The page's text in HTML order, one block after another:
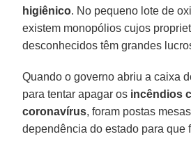
higiênico. No pequeno lote de
existem monopólios cujos
desconhecidos têm grandes
Quando o governo abriu a caixa
para tentar apagar os incêndios
coronavírus, foram postas
dependência do estado para que